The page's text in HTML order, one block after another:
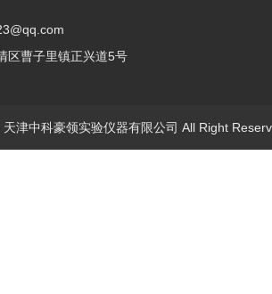
区曹子里镇正兴道5号
天津中科豪领实验仪器有限公司 All Right